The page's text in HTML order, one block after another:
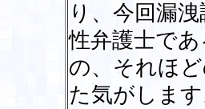
り、今回漏
性弁護士で
の、それほ
た気がしま